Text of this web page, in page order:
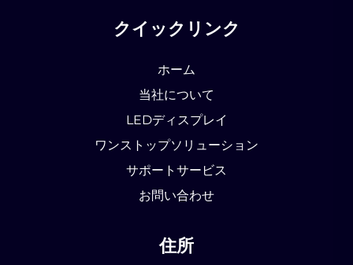
クイックリンク
ホーム
当社について
LEDディスプレイ
ワンストップソリューション
サポートサービス
お問い合わせ
住所